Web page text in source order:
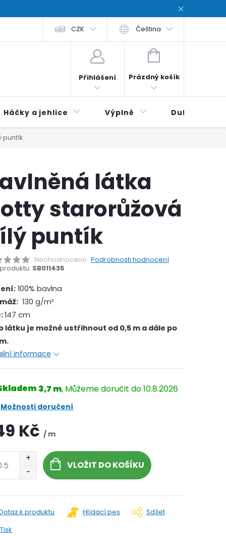
podmínky Zásady ochrana osobních údajů / Privacy
CZK Čeština
Přihlášení
NÁKUPNÍ
Prázdný košík
Háčky a jehlice Výplně Duhová
puntík
látka
starorůžová
puntík
Neohodnoceno Podrobnosti hodnocení
SB011435
100% bavlna
130 g/m²
147 cm
látku je možné ustřihnout od 0,5 m a dále po
informace
3,7 m 10.8.2026
Možnosti doručení
Kč / m
VLOŽIT DO KOŠÍKU
Tisk
k produktu Hlídací pes Sdílet